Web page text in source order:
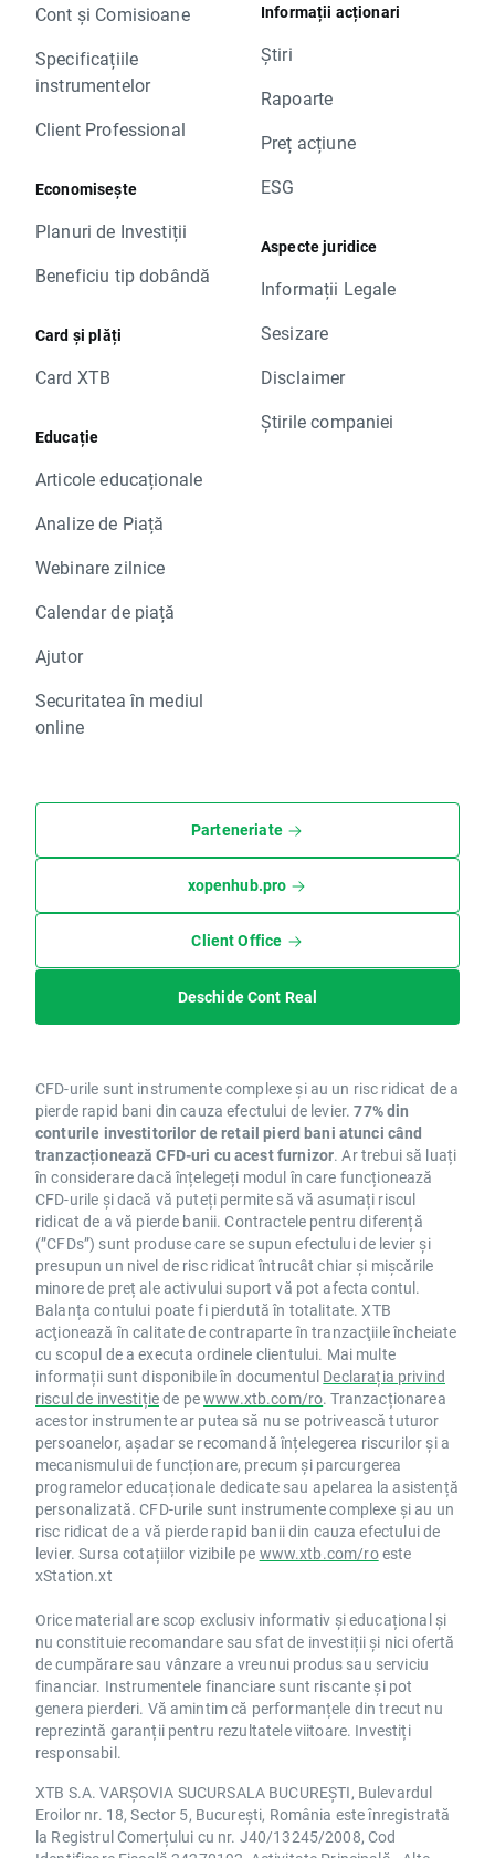
Cont și Comisioane
Specificațiile
instrumentelor
Client Professional
Economisește
Planuri de Investiții
Beneficiu tip dobândă
Card și plăți
Card XTB
Educație
Articole educaționale
Analize de Piață
Webinare zilnice
Calendar de piață
Ajutor
Securitatea în mediul
online
Informații acționari
Știri
Rapoarte
Preț acțiune
ESG
Aspecte juridice
Informații Legale
Sesizare
Disclaimer
Știrile companiei
Parteneriate
xopenhub.pro
Client Office
Deschide Cont Real
CFD-urile sunt instrumente complexe și au un risc ridicat de a
pierde rapid bani din cauza efectului de levier.77% din
conturile investitorilor de retail pierd bani atunci când
tranzacționează CFD-uri cu acest furnizor. Ar trebui să luați
în considerare dacă înțelegeți modul în care funcționează
CFD-urile și dacă vă puteți permite să vă asumați riscul
ridicat de a vă pierde banii. Contractele pentru diferență
(”CFDs”) sunt produse care se supun efectului de levier și
presupun un nivel de risc ridicat întrucât chiar și mișcările
minore de preț ale activului suport vă pot afecta contul.
Balanța contului poate fi pierdută în totalitate. XTB
acţionează în calitate de contraparte în tranzacţiile încheiate
cu scopul de a executa ordinele clientului. Mai multe
informații sunt disponibile în documentul Declarația privind
riscul de investițiede pewww.xtb.com/ro. Tranzacționarea
acestor instrumente ar putea să nu se potrivească tuturor
persoanelor, așadar se recomandă înțelegerea riscurilor și a
mecanismului de funcționare, precum și parcurgerea
programelor educaționale dedicate sau apelarea la asistență
personalizată. CFD-urile sunt instrumente complexe și au un
risc ridicat de a vă pierde rapid banii din cauza efectului de
levier. Sursa cotațiilor vizibile pe www.xtb.com/roeste
xStation.xt
Orice material are scop exclusiv informativ și educațional și
nu constituie recomandare sau sfat de investiții și nici ofertă
de cumpărare sau vânzare a vreunui produs sau serviciu
financiar. Instrumentele financiare sunt riscante și pot
genera pierderi. Vă amintim că performanțele din trecut nu
reprezintă garanții pentru rezultatele viitoare. Investiți
responsabil.
XTB S.A. VARȘOVIA SUCURSALA BUCUREȘTI, Bulevardul
Eroilor nr. 18, Sector 5, București, România este înregistrată
la Registrul Comerțului cu nr. J40/13245/2008, Cod